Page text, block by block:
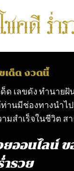
ขเด็ด งวดนี้
ด็ด เลขดัง ทำนาย
ท่านมีช่องทางนำไ
มสำเร็จในชีวิต ส
ออนไลน์ข
ำรวย